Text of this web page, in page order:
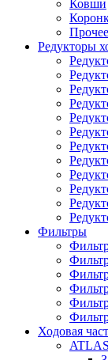
Ковши
Прочее
Редукторы
Фильтры
Ходовая